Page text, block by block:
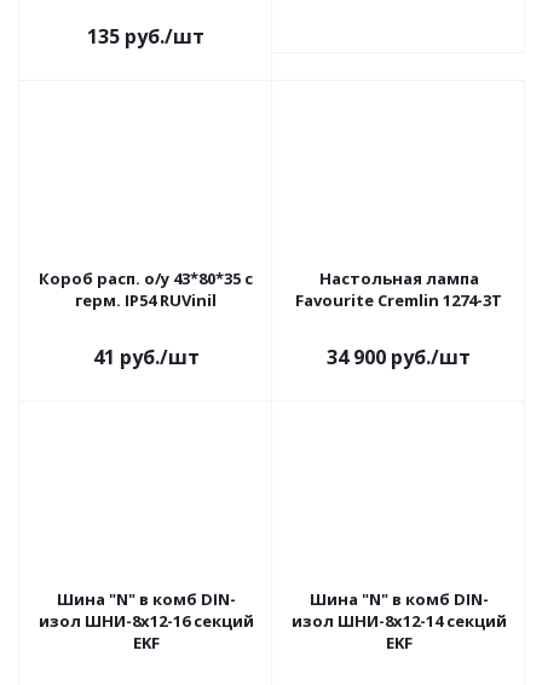
135 руб./шт
Короб расп. о/у 43*80*35 с
герм. IP54 RUVinil
41 руб./шт
Настольная лампа
Favourite Cremlin 1274-3T
34 900 руб./шт
Шина "N" в комб DIN-
изол ШНИ-8х12-16 секций
EKF
Шина "N" в комб DIN-
изол ШНИ-8х12-14 секций
EKF